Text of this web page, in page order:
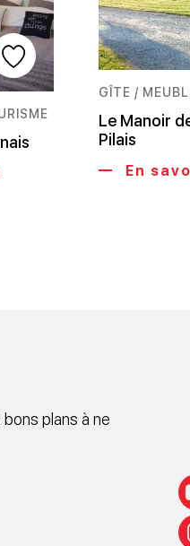
GÎTE /
Le Manoir
Pilais
En
plans à ne